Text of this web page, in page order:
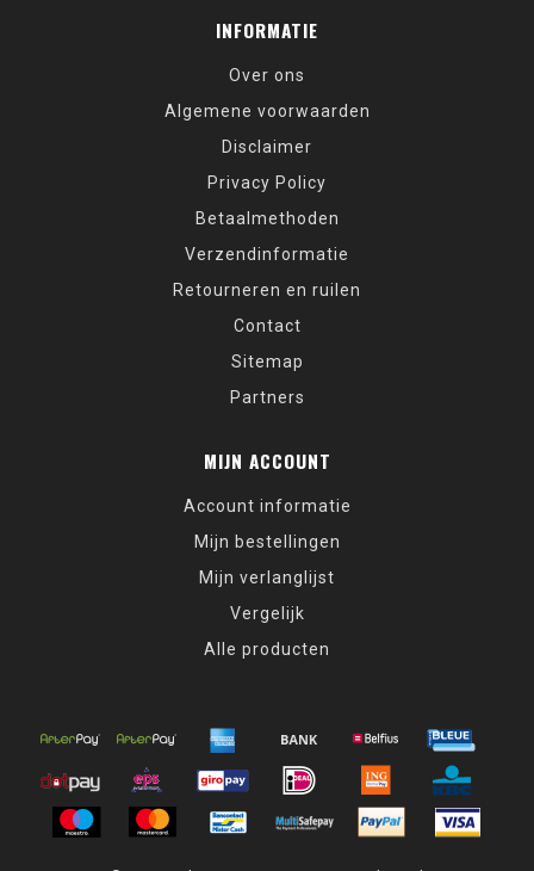
INFORMATIE
Over ons
Algemene voorwaarden
Disclaimer
Privacy Policy
Betaalmethoden
Verzendinformatie
Retourneren en ruilen
Contact
Sitemap
Partners
MIJN ACCOUNT
Account informatie
Mijn bestellingen
Mijn verlanglijst
Vergelijk
Alle producten